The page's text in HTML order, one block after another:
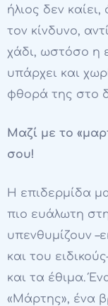
ήλιος δεν
τον κίνδυνο,
χάδι, ωστόσο η
υπάρχει και
φθορά της στο
Μαζί με το
σου!
Η επιδερμίδα
πιο ευάλωτη
υπενθυμίζουν
και του
και τα έθιμα.
«Μάρτης», ένα